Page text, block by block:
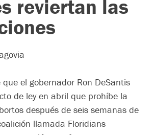
reviertan las
que el gobernador Ron DeSantis
de ley en abril que prohíbe la
después de seis semanas de
llamada Floridians